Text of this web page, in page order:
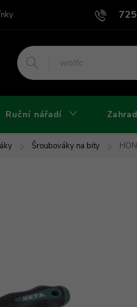
Podmínky užití webu
Ruční nářadí
Šroubováky na bity